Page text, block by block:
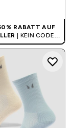
RABATT AUF
| KEIN CODE